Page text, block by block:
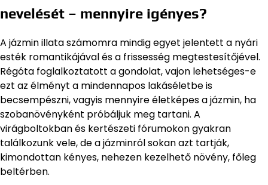
nevelését – mennyire igényes?
A jázmin illata számomra mindig egyet jelentett a nyári
esték romantikájával és a frissesség megtestesítőjével.
Régóta foglalkoztatott a gondolat, vajon lehetséges-e
ezt az élményt a mindennapos lakáséletbe is
becsempészni, vagyis mennyire életképes a jázmin, ha
szobanövényként próbáljuk meg tartani. A
virágboltokban és kertészeti fórumokon gyakran
találkozunk vele, de a jázminról sokan azt tartják,
kimondottan kényes, nehezen kezelhető növény, főleg
beltérben.